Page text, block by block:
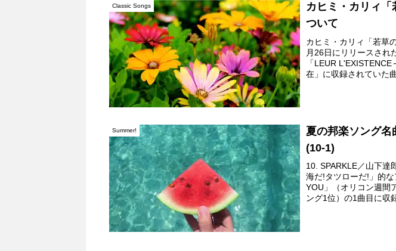
Classic Songs
カヒミ・カリィ「
ついて
カヒミ・カリィ「若草
月26日にリリースされ
「LEUR
在」に収録されていた
Summer!
夏の邦楽ソング名
(10-1)
10. SPARKLE／山下達
海だ!タツローだ!」的
YOU」（オリコン週間
ング1位）の1曲目に収